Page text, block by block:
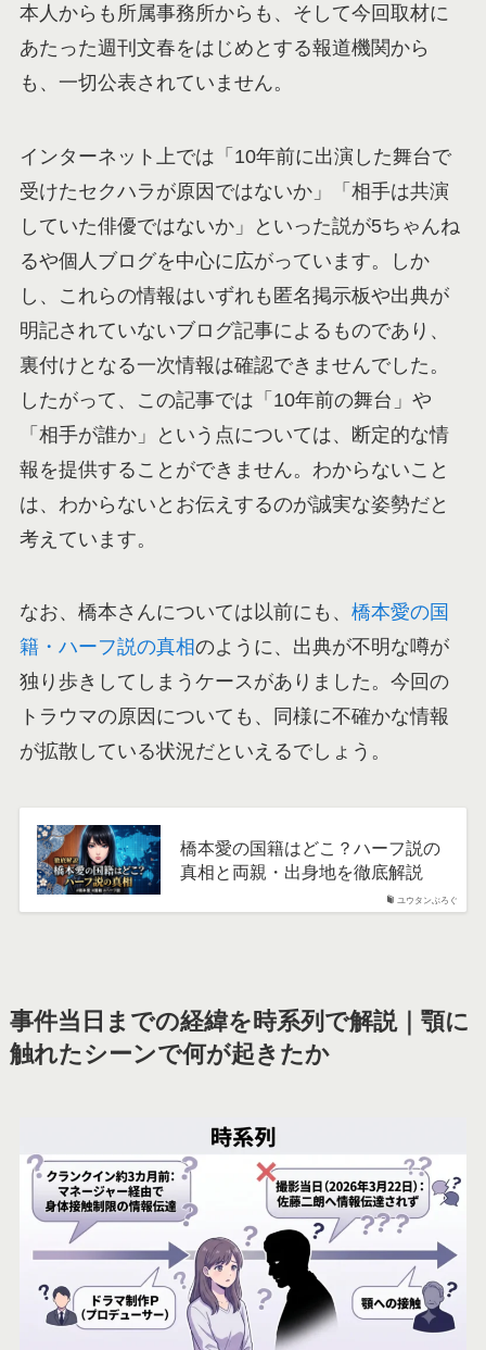
本人からも所属事務所からも、そして今回取材に
あたった週刊文春をはじめとする報道機関から
も、一切公表されていません。
インターネット上では「10年前に出演した舞台で
受けたセクハラが原因ではないか」「相手は共演
していた俳優ではないか」といった説が5ちゃんね
るや個人ブログを中心に広がっています。しか
し、これらの情報はいずれも匿名掲示板や出典が
明記されていないブログ記事によるものであり、
裏付けとなる一次情報は確認できませんでした。
したがって、この記事では「10年前の舞台」や
「相手が誰か」という点については、断定的な情
報を提供することができません。わからないこと
は、わからないとお伝えするのが誠実な姿勢だと
考えています。
なお、橋本さんについては以前にも、 橋本愛の国
籍・ハーフ説の真相のように、出典が不明な噂が
独り歩きしてしまうケースがありました。今回の
トラウマの原因についても、同様に不確かな情報
が拡散している状況だといえるでしょう。
ユウタンぶろぐ
橋本愛の国籍はどこ？ハーフ説の
真相と両親・出身地を徹底解説
事件当日までの経緯を時系列で解説｜顎に
触れたシーンで何が起きたか